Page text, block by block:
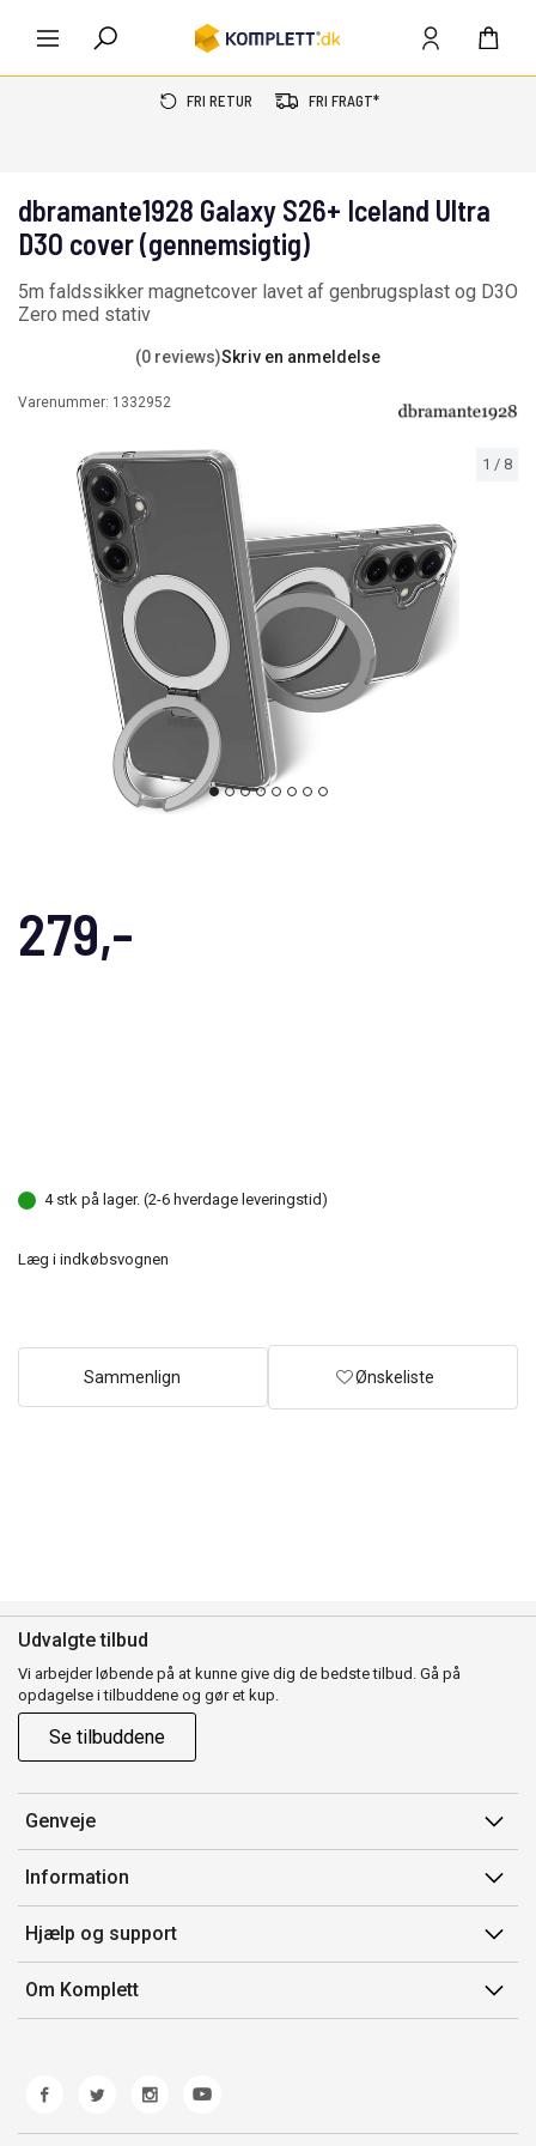
FRI RETUR FRI FRAGT*
1 / 8
dbramante1928 Galaxy S26+ Iceland Ultra
D3O cover (gennemsigtig)
5m faldssikker magnetcover lavet af genbrugsplast og D3O
Zero med stativ
(0 reviews)Skriv en anmeldelse
Varenummer: 1332952
279,-
4 stk på lager. (2-6 hverdage leveringstid)
Læg i indkøbsvognen
Sammenlign Ønskeliste
Udvalgte tilbud
Vi arbejder løbende på at kunne give dig de bedste tilbud. Gå på
opdagelse i tilbuddene og gør et kup.
Se tilbuddene
Genveje
Min side
Ordrehistorik
Gavekort
Information
Salgsbetingelser
Mærker/producent
Fortrydelsesret
Hjælp og support
Kontakt os
Kundeservice
Fejl/Mangler
Fragt og levering
Om Komplett